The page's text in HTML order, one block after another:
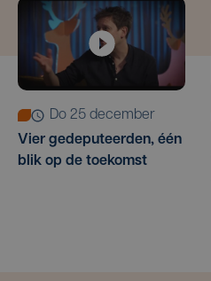
do 25 december
Vier gedeputeerden, één
blik op de toekomst